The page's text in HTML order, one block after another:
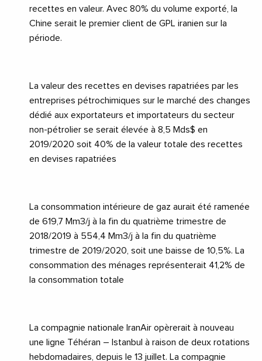
recettes en valeur. Avec 80% du volume exporté, la
Chine serait le premier client de GPL iranien sur la
période.
La valeur des recettes en devises rapatriées par les
entreprises pétrochimiques sur le marché des changes
dédié aux exportateurs et importateurs du secteur
non-pétrolier se serait élevée à 8,5 Mds$ en
2019/2020 soit 40% de la valeur totale des recettes
en devises rapatriées
La consommation intérieure de gaz aurait été ramenée
de 619,7 Mm3/j à la fin du quatrième trimestre de
2018/2019 à 554,4 Mm3/j à la fin du quatrième
trimestre de 2019/2020, soit une baisse de 10,5%. La
consommation des ménages représenterait 41,2% de
la consommation totale
La compagnie nationale IranAir opèrerait à nouveau
une ligne Téhéran – Istanbul à raison de deux rotations
hebdomadaires, depuis le 13 juillet. La compagnie